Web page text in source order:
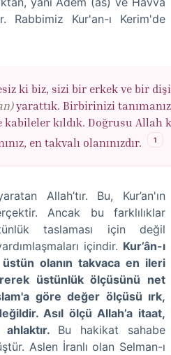
Rabbimiz Kur'an-ı Kerim'de
ki biz, sizi bir erkek ve bir
yarattık. Birbirinizi
kıldık. Doğrusu Allah
en takvalı olanınızdır.
1
Allah’tır. Bu, Kur’an'ın
Ancak bu farklılıklar
taslaması için değil
içindir. Kur’ân-ı
olanın takvaca en ileri
üstünlük ölçüsünü net
göre değer ölçüsü ırk,
Asıl ölçü Allah’a itaat,
Bu hakikat sahabe
Aslen İranlı olan Selman-ı